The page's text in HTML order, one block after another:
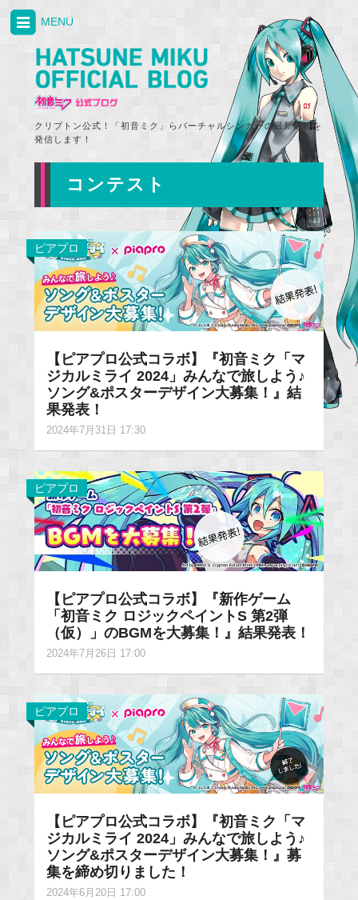
クリプトン公式！「初音ミク」らバーチャルシンガーの最新情報を
発信します！
MENU
コンテスト
ピアプロ
【ピアプロ公式コラボ】『初音ミク「マ
ジカルミライ 2024」みんなで旅しよう♪
ソング&ポスターデザイン大募集！』結
果発表！
2024年7月31日 17:30
ピアプロ
【ピアプロ公式コラボ】『新作ゲーム
「初音ミク ロジックペイントS 第2弾
（仮）」のBGMを大募集！』結果発表！
2024年7月26日 17:00
ピアプロ
【ピアプロ公式コラボ】『初音ミク「マ
ジカルミライ 2024」みんなで旅しよう♪
ソング&ポスターデザイン大募集！』募
集を締め切りました！
2024年6月20日 17:00